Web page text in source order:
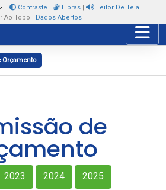
| Contraste | Libras | Leitor De Tela |
Ao Topo | Dados Abertos
Orçamento
de
2023 2024 2025